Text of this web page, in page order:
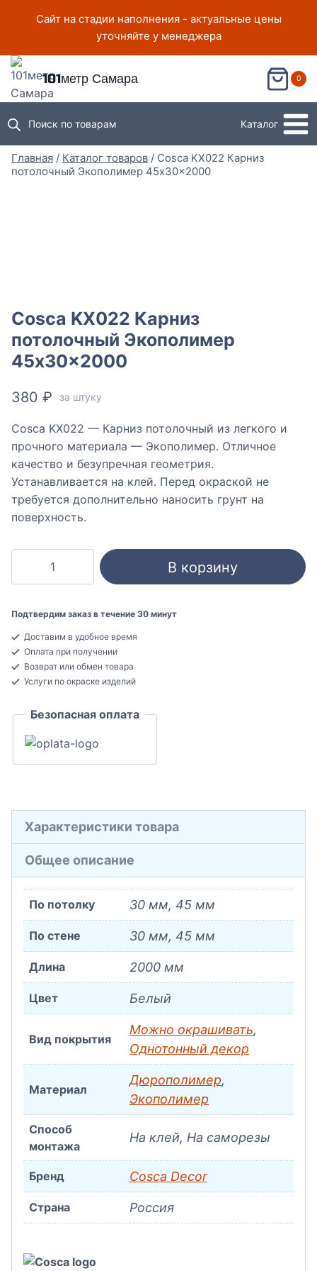
Сайт на стадии наполнения - актуальные цены
уточняйте у менеджера
101метр Самара 0
Поиск по товарам Каталог
Главная / Каталог товаров / Cosca KX022 Карниз
потолочный Экополимер 45x30x2000
Cosca KX022 Карниз
потолочный Экополимер
45x30x2000
380 ₽ за штуку
Cosca KX022 — Карниз потолочный из легкого и
прочного материала — Экополимер. Отличное
качество и безупречная геометрия.
Устанавливается на клей. Перед окраской не
требуется дополнительно наносить грунт на
поверхность.
KX022
потолочный
Экополимер
45x30x2000
В корзину
Подтвердим заказ в течение 30 минут
Доставим в удобное время
Оплата при получении
Возврат или обмен товара
Услуги по окраске изделий
Безопасная оплата
Характеристики товара
Общее описание
По потолку 30 мм, 45 мм
По стене 30 мм, 45 мм
Длина 2000 мм
Цвет Белый
Вид покрытия
Можно окрашивать,
Однотонный декор
Материал
Дюрополимер,
Экополимер
Способ
монтажа
На клей, На саморезы
Бренд Cosca Decor
Страна Россия